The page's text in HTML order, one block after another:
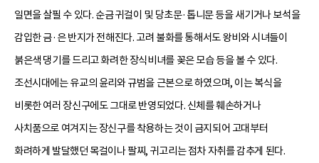
일면을 살필 수 있다. 순금 귀걸이 및 당초문·톱니문 등을 새기거나 보석을
감입한 금·은 반지가 전해진다. 고려 불화를 통해서도 왕비와 시녀들이
붉은색 댕기를 드리고 화려한 장식비녀를 꽂은 모습 등을 볼 수 있다.
조선시대에는 유교의 윤리와 규범을 근본으로 하였으며, 이는 복식을
비롯한 여러 장신구에도 그대로 반영되었다. 신체를 훼손하거나
사치품으로 여겨지는 장신구를 착용하는 것이 금지되어 고대부터
화려하게 발달했던 목걸이나 팔찌, 귀고리는 점차 자취를 감추게 된다.